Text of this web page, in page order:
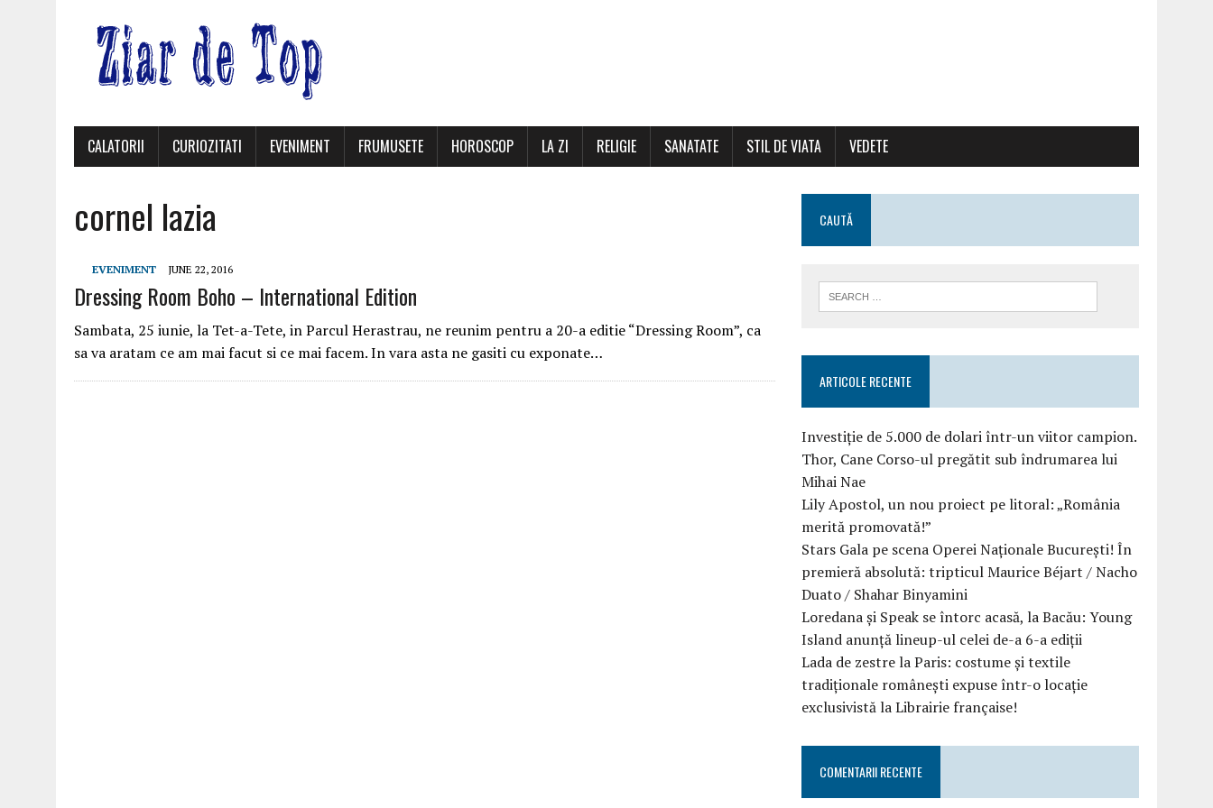
CALATORII CURIOZITATI EVENIMENT FRUMUSETE HOROSCOP LA ZI RELIGIE SANATATE STIL DE VIATA VEDETE
cornel lazia
EVENIMENT JUNE 22, 2016
Dressing Room Boho – International Edition
Sambata, 25 iunie, la Tet-a-Tete, in Parcul Herastrau, ne reunim pentru a 20-a editie “Dressing Room”, ca
sa va aratam ce am mai facut si ce mai facem. In vara asta ne gasiti cu exponate…
CAUTĂ
ARTICOLE RECENTE
Investiție de 5.000 de dolari într-un viitor campion.
Thor, Cane Corso-ul pregătit sub îndrumarea lui
Mihai Nae
Lily Apostol, un nou proiect pe litoral: „România
merită promovată!”
Stars Gala pe scena Operei Naționale București! În
premieră absolută: tripticul Maurice Béjart / Nacho
Duato / Shahar Binyamini
Loredana și Speak se întorc acasă, la Bacău: Young
Island anunță lineup-ul celei de-a 6-a ediții
Lada de zestre la Paris: costume și textile
tradiționale românești expuse într-o locație
exclusivistă la Librairie française!
COMENTARII RECENTE